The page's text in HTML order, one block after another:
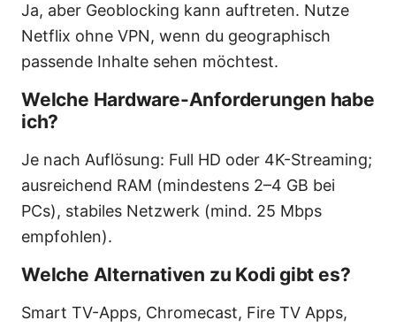
Ja, aber Geoblocking kann auftreten. Nutze
Netflix ohne VPN, wenn du geographisch
passende Inhalte sehen möchtest.
Welche Hardware-Anforderungen habe
ich?
Je nach Auflösung: Full HD oder 4K-Streaming;
ausreichend RAM (mindestens 2–4 GB bei
PCs), stabiles Netzwerk (mind. 25 Mbps
empfohlen).
Welche Alternativen zu Kodi gibt es?
Smart TV-Apps, Chromecast, Fire TV Apps,